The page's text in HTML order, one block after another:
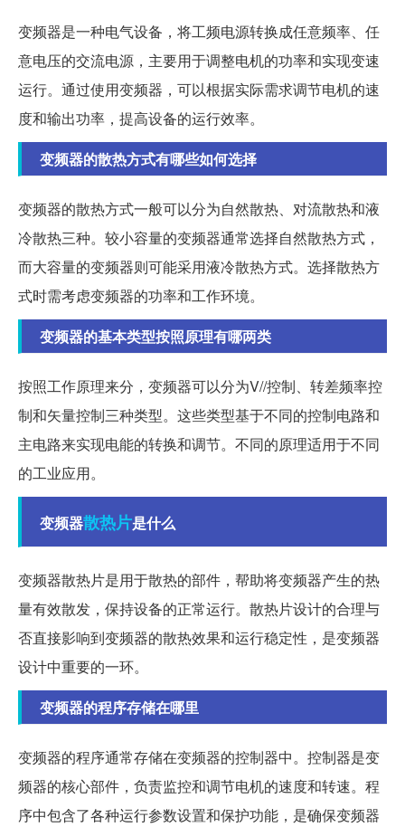
变频器是一种电气设备，将工频电源转换成任意频率、任
意电压的交流电源，主要用于调整电机的功率和实现变速
运行。通过使用变频器，可以根据实际需求调节电机的速
度和输出功率，提高设备的运行效率。
变频器的散热方式有哪些如何选择
变频器的散热方式一般可以分为自然散热、对流散热和液
冷散热三种。较小容量的变频器通常选择自然散热方式，
而大容量的变频器则可能采用液冷散热方式。选择散热方
式时需考虑变频器的功率和工作环境。
变频器的基本类型按照原理有哪两类
按照工作原理来分，变频器可以分为V//控制、转差频率控
制和矢量控制三种类型。这些类型基于不同的控制电路和
主电路来实现电能的转换和调节。不同的原理适用于不同
的工业应用。
变频器散热片是什么
变频器散热片是用于散热的部件，帮助将变频器产生的热
量有效散发，保持设备的正常运行。散热片设计的合理与
否直接影响到变频器的散热效果和运行稳定性，是变频器
设计中重要的一环。
变频器的程序存储在哪里
变频器的程序通常存储在变频器的控制器中。控制器是变
频器的核心部件，负责监控和调节电机的速度和转速。程
序中包含了各种运行参数设置和保护功能，是确保变频器